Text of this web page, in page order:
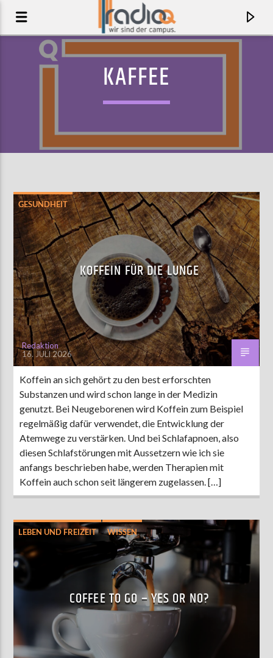
AKTUELLER TRACK
FIRESTORM
DUA SALEH
AKTUELLE SENDUNG
MOEBIUS
00:00 09:00
ZU HÖREN INMünster 90,9 MHz Steinfurt 103,9 MHz
KAFFEE
GESUNDHEIT
KOFFEIN FÜR DIE LUNGE
Redaktion
16. JULI 2026
Koffein an sich gehört zu den best erforschten
Substanzen und wird schon lange in der Medizin
genutzt. Bei Neugeborenen wird Koffein zum Beispiel
regelmäßig dafür verwendet, die Entwicklung der
Atemwege zu verstärken. Und bei Schlafapnoen, also
diesen Schlafstörungen mit Aussetzern wie ich sie
anfangs beschrieben habe, werden Therapien mit
Koffein auch schon seit längerem zugelassen. […]
LEBEN UND FREIZEIT WISSEN
COFFEE TO GO – YES OR NO?